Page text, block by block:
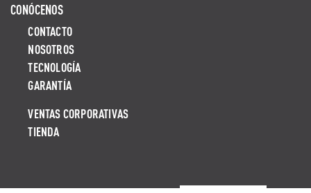
CONÓCENOS
CONTACTO
NOSOTROS
TECNOLOGÍA
GARANTÍA
VENTAS CORPORATIVAS
TIENDA